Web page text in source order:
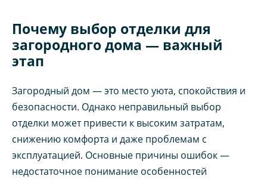
Почему выбор отделки для
загородного дома — важный
этап
Загородный дом — это место уюта, спокойствия и
безопасности. Однако неправильный выбор
отделки может привести к высоким затратам,
снижению комфорта и даже проблемам с
эксплуатацией. Основные причины ошибок —
недостаточное понимание особенностей